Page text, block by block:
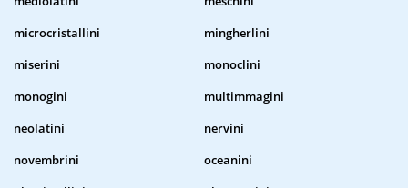
microcristallini
mingherlini
miserini
monoclini
monogini
multimmagini
neolatini
nervini
novembrini
oceanini